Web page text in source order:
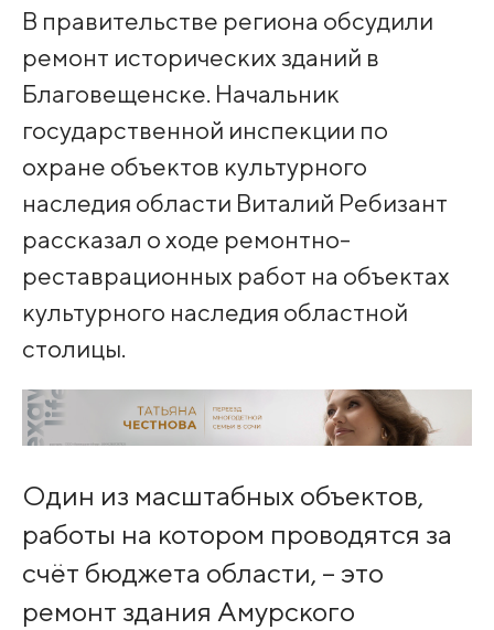
В правительстве региона обсудили
ремонт исторических зданий в
Благовещенске. Начальник
государственной инспекции по
охране объектов культурного
наследия области Виталий Ребизант
рассказал о ходе ремонтно-
реставрационных работ на объектах
культурного наследия областной
столицы.
Один из масштабных объектов,
работы на котором проводятся за
счёт бюджета области, – это
ремонт здания Амурского